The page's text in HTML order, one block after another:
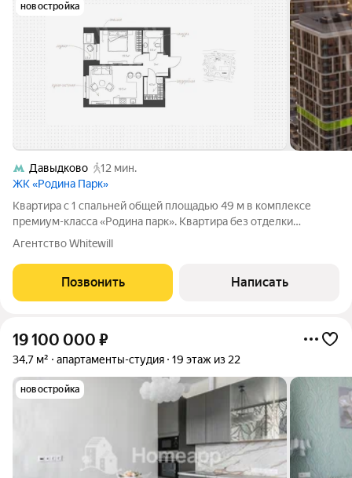
новостройка
Давыдково
12 мин.
ЖК «Родина Парк»
Квартира с 1 спальней общей площадью 49 м в комплексе
премиум-класса «Родина парк». Квартира без отделки
расположена на 8 этаже в корпусе 3. Планировка: кухня-
гардеробная и прихожая. Из окон
Агентство Whitewill
Позвонить Написать
19 100 000 ₽
34,7 м² апартаменты-студия 19 этаж из 22
новостройка